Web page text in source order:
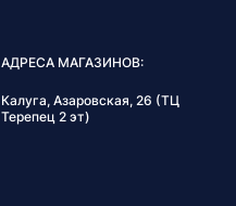
АДРЕСА МАГАЗИНОВ:
Калуга, Азаровская, 26 (ТЦ
Терепец 2 эт)